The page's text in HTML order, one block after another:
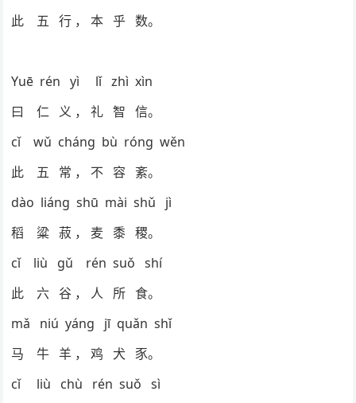
此 五 行 ， 本 乎 数。
Yuē rén yì lǐ zhì xìn
曰 仁 义 ， 礼 智 信。
cǐ wǔ cháng bù róng wěn
此 五 常 ， 不 容 紊。
dào liáng shū mài shǔ jì
稻 粱 菽 ， 麦 黍 稷。
cǐ liù gǔ rén suǒ shí
此 六 谷 ， 人 所 食。
mǎ niú yáng jī quǎn shǐ
马 牛 羊 ， 鸡 犬 豕。
cǐ liù chù rén suǒ sì